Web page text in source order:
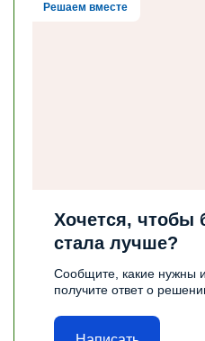
Решаем вместе
Хочется, чтобы
стала лучше?
Сообщите, какие нужны
получите ответ о